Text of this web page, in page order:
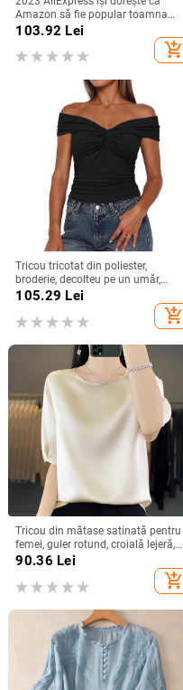
Amazon să fie popular toamna
anului 2023, cămașă simplă cu
mânecă lungă și decolteu în V
pentru femei, cămașă pentru femei
103.92 Lei
add_shopping_cart
Tricou tricotat din poliester,
broderie, decolteu pe un umăr,
mâneci raglan, croială slim
105.29 Lei
add_shopping_cart
Tricou din mătase satinată pentru
femei, guler rotund, croială lejeră,
mâneci 3/4, top lejer de vară
90.36 Lei
add_shopping_cart